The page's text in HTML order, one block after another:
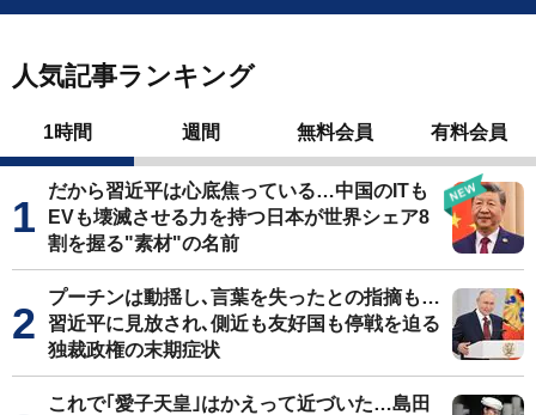
人気記事ランキング
1時間 週間 無料会員 有料会員
だから習近平は心底焦っている…中国のITも
EVも壊滅させる力を持つ日本が世界シェア8
割を握る"素材"の名前
プーチンは動揺し､言葉を失ったとの指摘も…
習近平に見放され､側近も友好国も停戦を迫る
独裁政権の末期症状
これで｢愛子天皇｣はかえって近づいた…島田